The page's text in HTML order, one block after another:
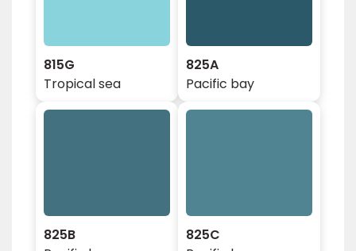
815G
Tropical sea
825A
Pacific bay
825B
825C